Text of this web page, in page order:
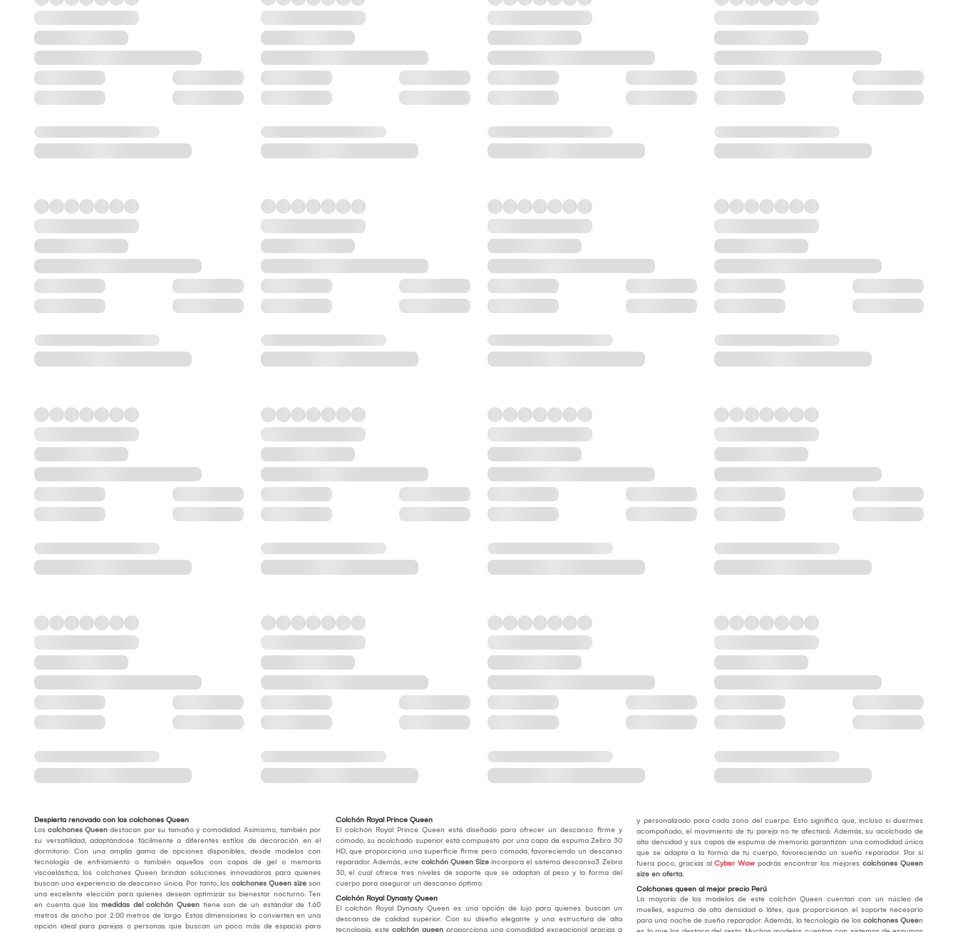
Despierta renovado con los colchones Queen
Los colchones Queen destacan por su tamaño y comodidad. Asimismo, también por
su versatilidad, adaptándose fácilmente a diferentes estilos de decoración en el
dormitorio. Con una amplia gama de opciones disponibles, desde modelos con
tecnología de enfriamiento o también aquellos con capas de gel o memoria
viscoelástica, los colchones Queen brindan soluciones innovadoras para quienes
buscan una experiencia de descanso única. Por tanto, los colchones Queen size son
una excelente elección para quienes desean optimizar su bienestar nocturno. Ten
en cuenta que las medidas del colchón Queen tiene son de un estándar de 1.60
metros de ancho por 2.00 metros de largo. Estas dimensiones lo convierten en una
opción ideal para parejas o personas que buscan un poco más de espacio para
Colchón Royal Prince Queen
El colchón Royal Prince Queen está diseñado para ofrecer un descanso firme y
cómodo, su acolchado superior está compuesto por una capa de espuma Zebra 30
HD, que proporciona una superficie firme pero cómoda, favoreciendo un descanso
reparador. Además, este colchón Queen Sizeincorpora el sistema descanso3 Zebra
30, el cual ofrece tres niveles de soporte que se adaptan al peso y la forma del
cuerpo para asegurar un descanso óptimo.
Colchón Royal Dynasty Queen
El colchón Royal Dynasty Queen es una opción de lujo para quienes buscan un
descanso de calidad superior. Con su diseño elegante y una estructura de alta
tecnología, este colchón queen proporciona una comodidad excepcional gracias a
y personalizado para cada zona del cuerpo. Esto significa que, incluso si duermes
acompañado, el movimiento de tu pareja no te afectará. Además, su acolchado de
alta densidad y sus capas de espuma de memoria garantizan una comodidad única
que se adapta a la forma de tu cuerpo, favoreciendo un sueño reparador. Por si
fuera poco, gracias alCyber Wow podrás encontrar los mejorescolchones Queen
size en oferta.
Colchones queen al mejor precio Perú
La mayoría de los modelos de este colchón Queen cuentan con un núcleo de
muelles, espuma de alta densidad o látex, que proporcionan el soporte necesario
para una noche de sueño reparador. Además, la tecnología de loscolchones Queen